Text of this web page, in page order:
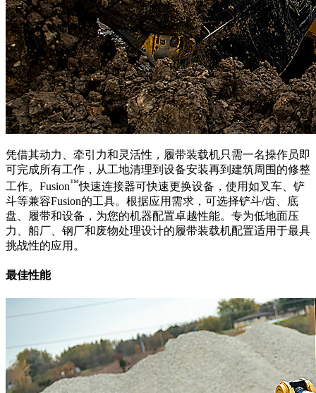
凭借其动力、牵引力和灵活性，履带装载机只需一名操作员即
可完成所有工作，从工地清理到设备安装再到建筑周围的修整
工作。Fusion™快速连接器可快速更换设备，使用如叉车、铲
斗等兼容Fusion的工具。根据应用需求，可选择铲斗/齿、底
盘、履带和设备，为您的机器配置卓越性能。专为低地面压
力、船厂、钢厂和废物处理设计的履带装载机配置适用于最具
挑战性的应用。
最佳性能